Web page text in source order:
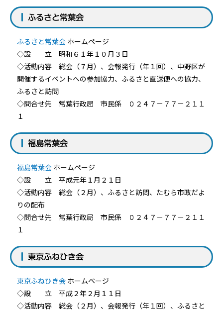
ふるさと常葉会
ふるさと常葉会 ホームページ
◇設 立 昭和６１年１０月３日
◇活動内容 総会（７月）、会報発行（年１回）、中野区が
開催するイベントへの参加協力、ふるさと直送便への協力、
ふるさと訪問
◇問合せ先 常葉行政局 市民係 ０２４７－７７－２１１
１
福島常葉会
福島常葉会 ホームページ
◇設 立 平成元年１月２１日
◇活動内容 総会（２月）、ふるさと訪問、たむら市政だよ
りの配布
◇問合せ先 常葉行政局 市民係 ０２４７－７７－２１１
１
東京ふねひき会
東京ふねひき会 ホームページ
◇設 立 平成２年２月１１日
◇活動内容 総会（２月）、会報発行（年１回）、ふるさと